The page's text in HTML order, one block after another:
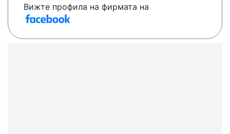
Вижте профила на фирмата на